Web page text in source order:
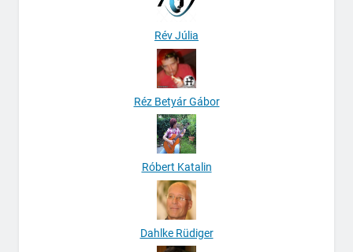
Rév Júlia
Réz Betyár Gábor
Róbert Katalin
Dahlke Rüdiger